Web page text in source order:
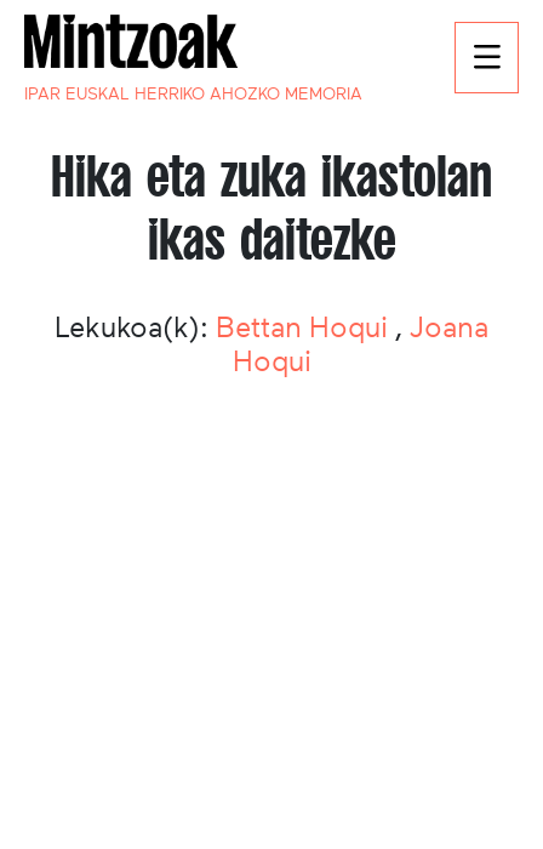
IPAR EUSKAL HERRIKO AHOZKO MEMORIA
Hika eta zuka ikastolan
ikas daitezke
Lekukoa(k): Bettan Hoqui , Joana
Hoqui